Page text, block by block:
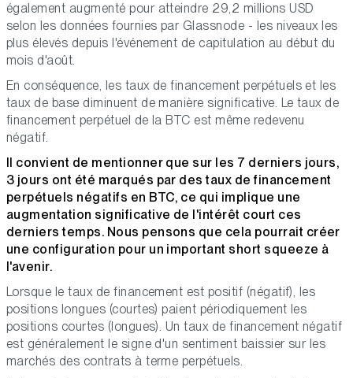
également augmenté pour atteindre 29,2 millions USD
selon les données fournies par Glassnode - les niveaux les
plus élevés depuis l'événement de capitulation au début du
mois d'août.
En conséquence, les taux de financement perpétuels et les
taux de base diminuent de manière significative. Le taux de
financement perpétuel de la BTC est même redevenu
négatif.
Il convient de mentionner que sur les 7 derniers jours,
3 jours ont été marqués par des taux de financement
perpétuels négatifs en BTC, ce qui implique une
augmentation significative de l'intérêt court ces
derniers temps. Nous pensons que cela pourrait créer
une configuration pour un important short squeeze à
l'avenir.
Lorsque le taux de financement est positif (négatif), les
positions longues (courtes) paient périodiquement les
positions courtes (longues). Un taux de financement négatif
est généralement le signe d'un sentiment baissier sur les
marchés des contrats à terme perpétuels.